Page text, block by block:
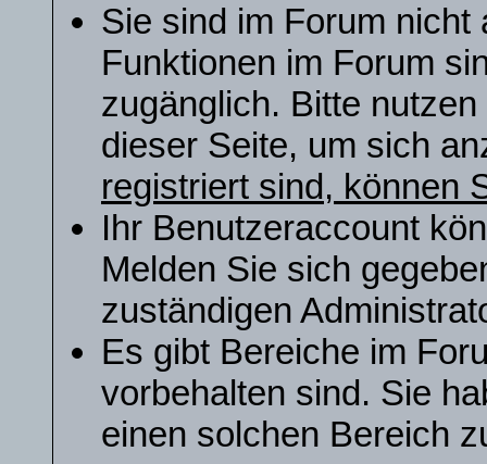
Sie sind im Forum nicht
Funktionen im Forum
zugänglich. Bitte
dieser Seite, um sich
registriert sind, können
Ihr Benutzeraccount
Melden Sie sich
zuständigen
Es gibt Bereiche im
vorbehalten sind. Sie
einen solchen Bereich